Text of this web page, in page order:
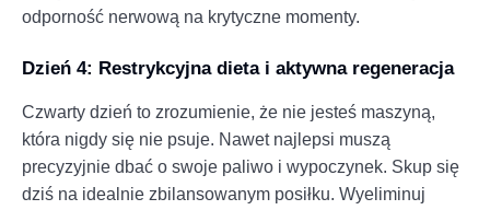
odporność nerwową na krytyczne momenty.
Dzień 4: Restrykcyjna dieta i aktywna regeneracja
Czwarty dzień to zrozumienie, że nie jesteś maszyną,
która nigdy się nie psuje. Nawet najlepsi muszą
precyzyjnie dbać o swoje paliwo i wypoczynek. Skup się
dziś na idealnie zbilansowanym posiłku. Wyeliminuj